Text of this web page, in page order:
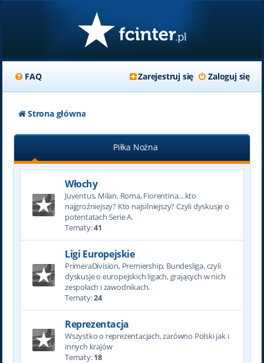
FAQ Zaloguj się
Zarejestruj się
Strona główna
Piłka Nożna
Włochy
Juventus, Milan, Roma, Fiorentina... kto
najgroźniejszy? Kto najsilniejszy? Czyli dyskusje o
potentatach Serie A.
Tematy:41
Ligi Europejskie
PrimeraDivision, Premiership, Bundesliga, czyli
dyskusje o europejskich ligach, grających w nich
zespołach i zawodnikach.
Tematy:24
Reprezentacja
Wszystko o reprezentacjach, zarówno Polski jak i
innych krajów
Tematy:18